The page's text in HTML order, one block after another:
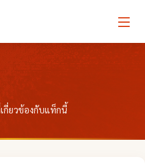
กี่ยวข้องกับแท็กนี้